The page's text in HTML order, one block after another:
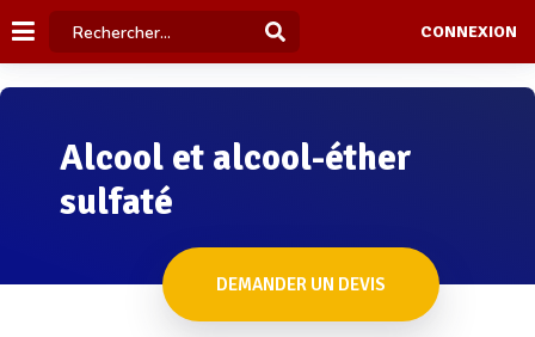
CONNEXION
Alcool et alcool-éther
sulfaté
DEMANDER UN DEVIS